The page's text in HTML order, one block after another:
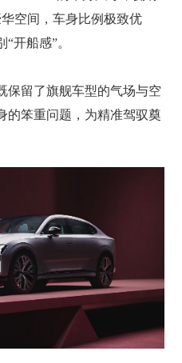
空间，车身比例极致优
开船感”。
保留了旗舰车型的气场与空
的笨重问题，为精准驾驭奠